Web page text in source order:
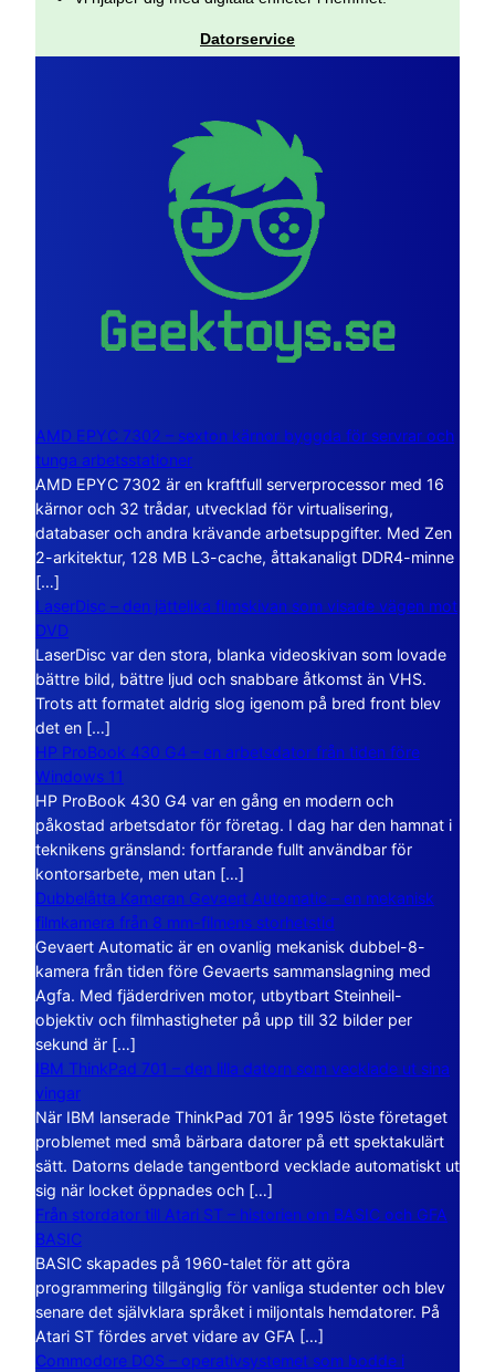
Datorservice
AMD EPYC 7302 – sexton kärnor byggda för servrar och
tunga arbetsstationer
AMD EPYC 7302 är en kraftfull serverprocessor med 16
kärnor och 32 trådar, utvecklad för virtualisering,
databaser och andra krävande arbetsuppgifter. Med Zen
2-arkitektur, 128 MB L3-cache, åttakanaligt DDR4-minne
[…]
LaserDisc – den jättelika filmskivan som visade vägen mot
DVD
LaserDisc var den stora, blanka videoskivan som lovade
bättre bild, bättre ljud och snabbare åtkomst än VHS.
Trots att formatet aldrig slog igenom på bred front blev
det en […]
HP ProBook 430 G4 – en arbetsdator från tiden före
Windows 11
HP ProBook 430 G4 var en gång en modern och
påkostad arbetsdator för företag. I dag har den hamnat i
teknikens gränsland: fortfarande fullt användbar för
kontorsarbete, men utan […]
Dubbelåtta Kameran Gevaert Automatic – en mekanisk
filmkamera från 8 mm-filmens storhetstid
Gevaert Automatic är en ovanlig mekanisk dubbel-8-
kamera från tiden före Gevaerts sammanslagning med
Agfa. Med fjäderdriven motor, utbytbart Steinheil-
objektiv och filmhastigheter på upp till 32 bilder per
sekund är […]
IBM ThinkPad 701 – den lilla datorn som vecklade ut sina
vingar
När IBM lanserade ThinkPad 701 år 1995 löste företaget
problemet med små bärbara datorer på ett spektakulärt
sätt. Datorns delade tangentbord vecklade automatiskt ut
sig när locket öppnades och […]
Från stordator till Atari ST – historien om BASIC och GFA
BASIC
BASIC skapades på 1960-talet för att göra
programmering tillgänglig för vanliga studenter och blev
senare det självklara språket i miljontals hemdatorer. På
Atari ST fördes arvet vidare av GFA […]
Commodore DOS – operativsystemet som bodde i